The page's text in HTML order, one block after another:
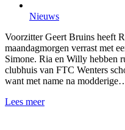
Nieuws
Voorzitter Geert Bruins heeft
maandagmorgen verrast met
Simone. Ria en Willy hebben
clubhuis van FTC Wenters
want met name na
Lees meer